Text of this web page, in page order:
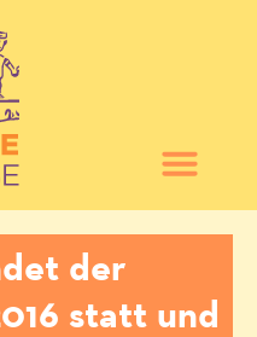
der
statt und